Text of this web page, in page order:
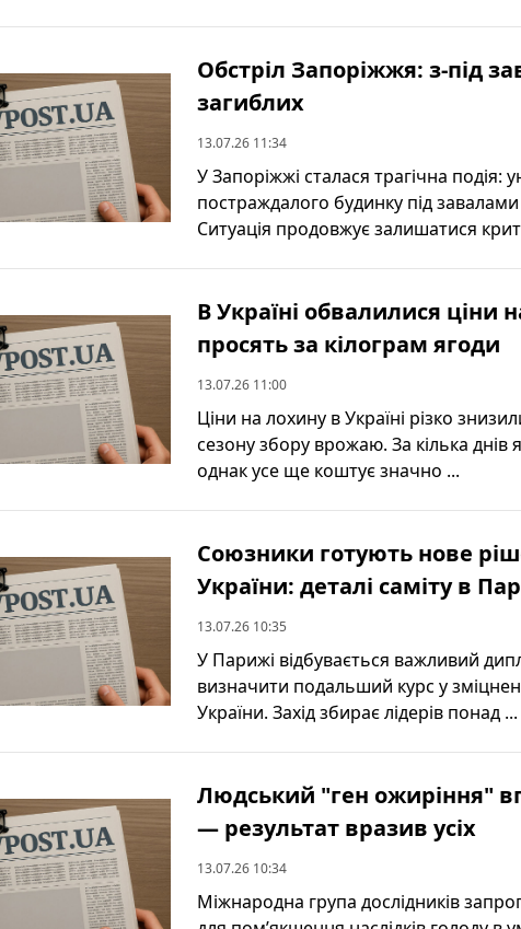
Обстріл Запоріжжя: з-під
загиблих
13.07.26 11:34
У Запоріжжі сталася трагічна подія:
постраждалого будинку під
Ситуація продовжує залишатися
В Україні обвалилися ціни
просять за кілограм ягоди
13.07.26 11:00
Ціни на лохину в Україні різко
сезону збору врожаю. За кілька
однак усе ще коштує значно ...
Союзники готують нове
України: деталі саміту в
13.07.26 10:35
У Парижі відбувається важливий
визначити подальший курс у
України. Захід збирає лідерів понад ...
Людський "ген ожиріння"
— результат вразив усіх
13.07.26 10:34
Міжнародна група дослідників